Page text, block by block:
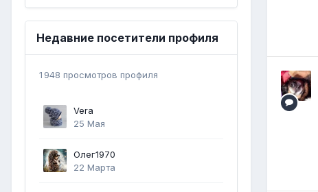
Недавние посетители профиля
1 948 просмотров профиля
Vera
25 Мая
Олег1970
22 Марта